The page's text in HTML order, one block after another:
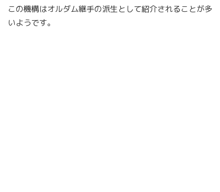
この機構はオルダム継手の派生として紹介されることが多
いようです。